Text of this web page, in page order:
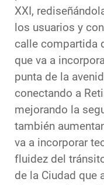
XXI,
los usuarios y
calle compartida
que va a
punta de la
conectando a
mejorando la
también
va a incorporar
fluidez del
de la Ciudad que